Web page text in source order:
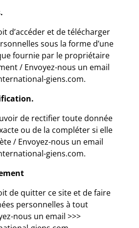
d’accéder et de télécharger
sous la forme d’une
fournie par le propriétaire
/ Envoyez-nous un email
giens.com.
de rectifier toute donnée
ou de la compléter si elle
/ Envoyez-nous un email
giens.com.
de quitter ce site et de faire
personnelles à tout
nous un email >>>